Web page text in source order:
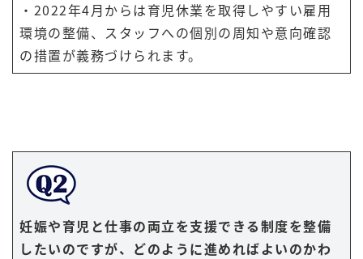
・2022年4月からは育児休業を取得しやすい雇用
環境の整備、スタッフへの個別の周知や意向確認
の措置が義務づけられます。
妊娠や育児と仕事の両立を支援できる制度を整備
したいのですが、どのように進めればよいのかわ